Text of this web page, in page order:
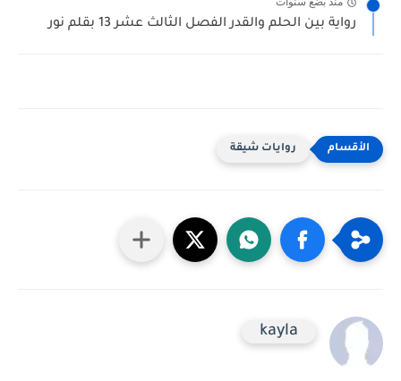
رواية بين الحلم والقدر الفصل الثالث عشر 13 بقلم نور
روايات شيقة
kayla